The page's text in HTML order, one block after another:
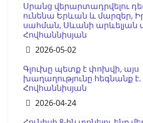
Սրանց վերարտադրվելու
ունենա Երևան և մարզեր,
սահման, Սևանի
Հովհաննիսյան
Details
2026-05-02
Գլուխը պետք է փոխվի, այս
խաղաղությունը հեգնանք
Հովհաննիսյան
Details
2026-04-24